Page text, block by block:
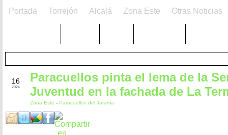
Portada Torrejón Alcalá Zona Este Otras Noticias
16
2024
Paracuellos pinta el lema de la
Juventud en la fachada de La
Zona Este - Paracuellos del Jarama